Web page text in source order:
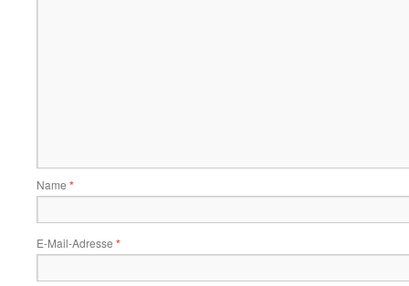
Name *
E-Mail-Adresse *